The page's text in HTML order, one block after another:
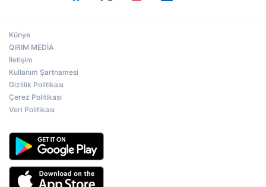
Künye
QIRIM MEDİA
İletişim
Kullanım Şartnamesi
Gizlilik Politikası
Çerez Politikası
Veri Politikası